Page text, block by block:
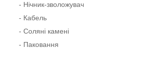
- Нічник-зволожувач
- Кабель
- Соляні камені
- Паковання